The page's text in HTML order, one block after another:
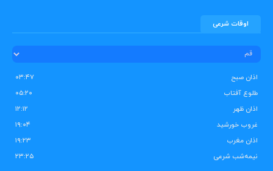
اوقات شرعی
اذان صبح
۰۳:۴۷
طلوع آفتاب
۰۵:۲۰
اذان ظهر
۱۲:۱۲
غروب خورشید
۱۹:۰۴
اذان مغرب
۱۹:۲۳
نیمه‌شب شرعی
۲۳:۲۵